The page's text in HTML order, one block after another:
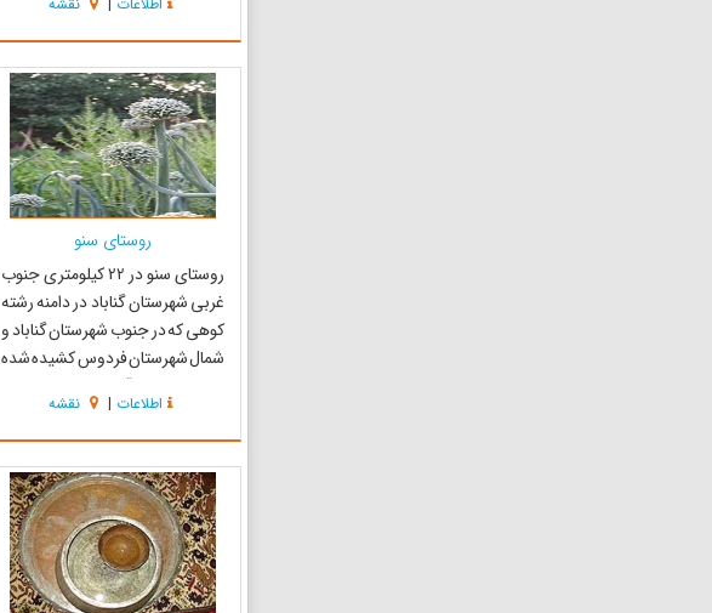
سرگذشتی طولانی است ، روستای
بیمرغ از اطراف با روستاهای
روشناوند ، نوده پشنگ ،اروک ،
شوراب همجوار است . در نزدیک این
روستا آثار باستانی معروف به تپه...
روستای سنو
روستای سنو در 22 کیلومتری جنوب
غربی شهرستان گناباد در دامنه رشته
کوهی که در جنوب شهرستان گناباد و
شمال شهرستان فردوس کشیده شده
است قراردارد. آثار و بناهای تاریخی
به جا مانده از قدیم و همچنین
حکایتهای تاریخی پیرامون این روستا
قدمت آن را به بیش از 1500 سال قبل
می‌رساند. آنچه که در طول ت...
اطلاعات | نقشه